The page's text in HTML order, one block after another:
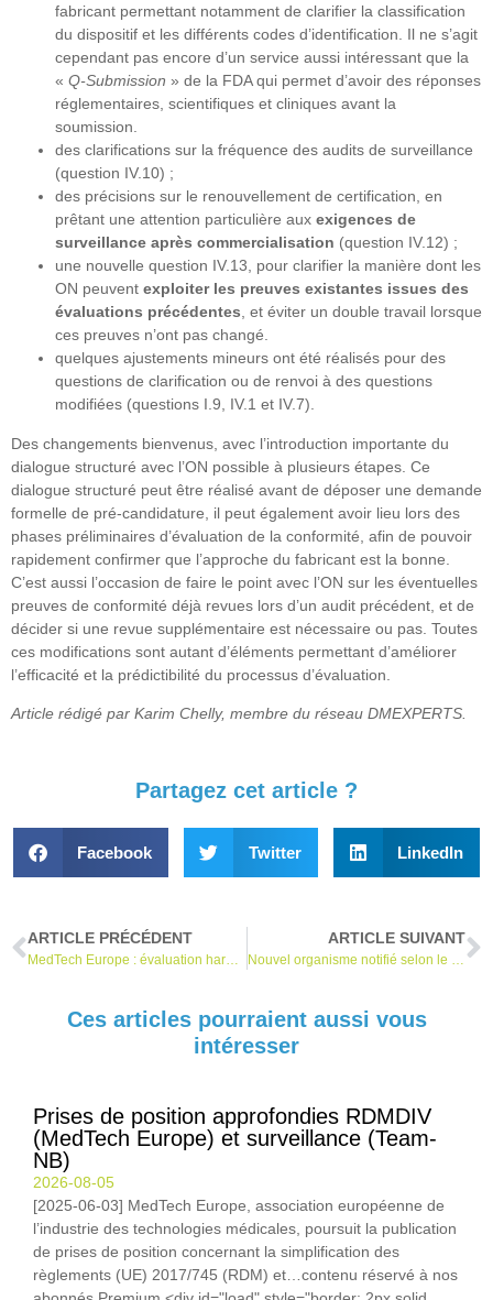
fabricant permettant notamment de clarifier la classification
du dispositif et les différents codes d’identification. Il ne s’agit
cependant pas encore d’un service aussi intéressant que la
« Q-Submission » de la FDA qui permet d’avoir des réponses
réglementaires, scientifiques et cliniques avant la
soumission.
des clarifications sur la fréquence des audits de surveillance
(question IV.10) ;
des précisions sur le renouvellement de certification, en
prêtant une attention particulière aux exigences de
surveillance après commercialisation (question IV.12) ;
une nouvelle question IV.13, pour clarifier la manière dont les
ON peuvent exploiter les preuves existantes issues des
évaluations précédentes , et éviter un double travail lorsque
ces preuves n’ont pas changé.
quelques ajustements mineurs ont été réalisés pour des
questions de clarification ou de renvoi à des questions
modifiées (questions I.9, IV.1 et IV.7).
Des changements bienvenus, avec l’introduction importante du
dialogue structuré avec l’ON possible à plusieurs étapes. Ce
dialogue structuré peut être réalisé avant de déposer une demande
formelle de pré-candidature, il peut également avoir lieu lors des
phases préliminaires d’évaluation de la conformité, afin de pouvoir
rapidement confirmer que l’approche du fabricant est la bonne.
C’est aussi l’occasion de faire le point avec l’ON sur les éventuelles
preuves de conformité déjà revues lors d’un audit précédent, et de
décider si une revue supplémentaire est nécessaire ou pas. Toutes
ces modifications sont autant d’éléments permettant d’améliorer
l’efficacité et la prédictibilité du processus d’évaluation.
Article rédigé par Karim Chelly, membre du réseau DMEXPERTS.
Partagez cet article ?
Facebook Twitter LinkedIn
ARTICLE PRÉCÉDENT
MedTech Europe : évaluation harmonisée pour les dispositifs médicaux numériques
ARTICLE SUIVANT
Nouvel organisme notifié selon le RDMDIV
Ces articles pourraient aussi vous
intéresser
Prises de position approfondies RDMDIV
(MedTech Europe) et surveillance (Team-
NB)
2026-08-05
[2025-06-03] MedTech Europe, association européenne de
l’industrie des technologies médicales, poursuit la publication
de prises de position concernant la simplification des
règlements (UE) 2017/745 (RDM) et…contenu réservé à nos